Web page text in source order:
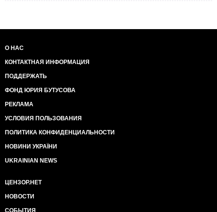
О НАС
КОНТАКТНАЯ ИНФОРМАЦИЯ
ПОДДЕРЖАТЬ
ФОНД ЮРИЯ БУТУСОВА
РЕКЛАМА
УСЛОВИЯ ПОЛЬЗОВАНИЯ
ПОЛИТИКА КОНФИДЕНЦИАЛЬНОСТИ
НОВИНИ УКРАЇНИ
UKRAINIAN NEWS
ЦЕНЗОР.НЕТ
НОВОСТИ
СОБЫТИЯ